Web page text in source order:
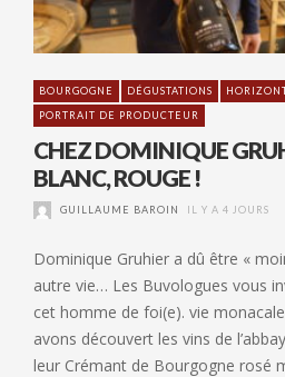
BOURGOGNE DÉGUSTATIONS
PORTRAIT DE PRODUCTEUR
CHEZ DOMINIQUE
BLANC, ROUGE !
GUILLAUME BAROIN IL Y A 4 JOURS
Dominique Gruhier a dû être «
autre vie… Les Buvologues vous
cet homme de foi(e). vie
avons découvert les vins de
leur Crémant de Bourgogne rosé